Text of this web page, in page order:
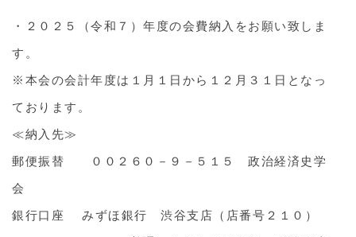
・２０２５（令和７）年度の会費納入をお願い致しま
す。
※本会の会計年度は１月１日から１２月３１日となっ
ております。
≪納入先≫
郵便振替 ００２６０－９－５１５ 政治経済史学
会
銀行口座 みずほ銀行 渋谷支店（店番号２１０）